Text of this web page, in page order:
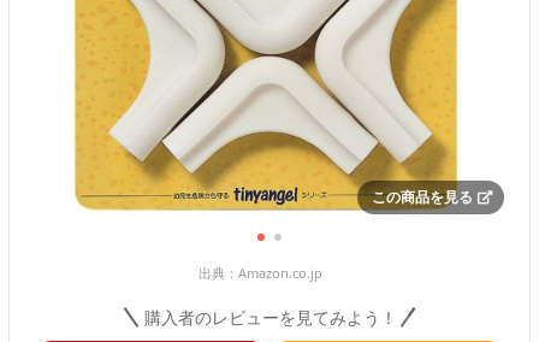
この商品を見る
出典： Amazon.co.jp
購入者のレビューを見てみよう！